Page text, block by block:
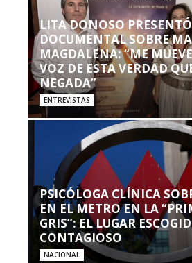
LITA DONOSO
DOCUMENTAL SOBRE
MAGDALENA: “ME
VOZ DE ESTA VERDAD
NEGADA”
ENTREVISTAS
PSICÓLOGA CLÍNICA
EN EL METRO EN LA
GRIS”: EL LUGAR
CONTAGIOSO
NACIONAL